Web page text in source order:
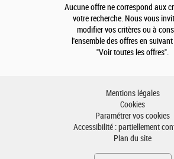
Aucune offre ne correspond aux
votre recherche. Nous vous
modifier vos critères ou à
l'ensemble des offres en
"Voir toutes les offres".
Mentions légales
Cookies
Paramétrer vos cookies
Accessibilité : partiellement
Plan du site